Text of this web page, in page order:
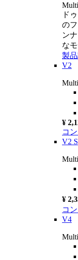
ド
の
ン
な
製
V2
¥
コ
V2 S
¥
コ
V4